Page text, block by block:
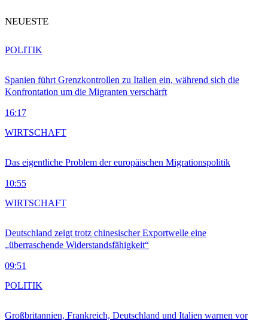
NEUESTE
Spanien führt Grenzkontrollen zu Italien ein, während sich die
Konfrontation um die Migranten verschärft
16:17
POLITIK
Das eigentliche Problem der europäischen Migrationspolitik
10:55
WIRTSCHAFT
Deutschland zeigt trotz chinesischer Exportwelle eine
„überraschende Widerstandsfähigkeit“
09:51
WIRTSCHAFT
Großbritannien, Frankreich, Deutschland und Italien warnen vor
POLITIK